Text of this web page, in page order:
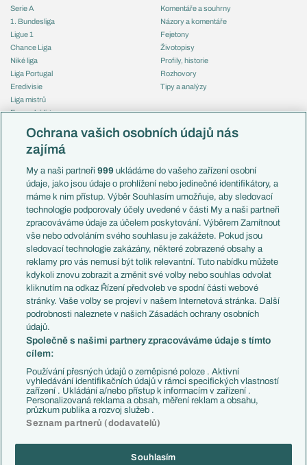
Serie A
1. Bundesliga
Ligue 1
Chance Liga
Niké liga
Liga Portugal
Eredivisie
Liga mistrů
Evropská liga
Mistrovství světa
Liga národů
Témata
Představení týmů MS
EuroSkauting
PL v kostce
Evropské koeficienty
Přestupy
Přestupové spekulace
Zranění
Kluby
Arsenal FC
Chelsea FC
Manchester United
AC Milán
Juventus FC
Bayern Mnichov
FC Barcelona
Real Madrid
Komentáře a souhrny
Názory a komentáře
Fejetony
Životopisy
Profily, historie
Rozhovory
Tipy a analýzy
Česko
Francie
Itálie
Německo
Španělsko
Argentina
Brazílie
Přestupy
Zápasy
Livescore
Tipovací soutěž
Ochrana vašich osobních údajů nás
zajímá
My a naši partneři999 ukládáme do vašeho zařízení osobní
údaje, jako jsou údaje o prohlížení nebo jedinečné identifikátory, a
máme k nim přístup. Výběr Souhlasím umožňuje, aby sledovací
technologie podporovaly účely uvedené v části My a naši partneři
zpracováváme údaje za účelem poskytování. Výběrem Zamítnout
vše nebo odvoláním svého souhlasu je zakážete. Pokud jsou
sledovací technologie zakázány, některé zobrazené obsahy a
reklamy pro vás nemusí být tolik relevantní. Tuto nabídku můžete
kdykoli znovu zobrazit a změnit své volby nebo souhlas odvolat
kliknutím na odkaz Řízení předvoleb ve spodní části webové
stránky. Vaše volby se projeví v našem Internetová stránka. Další
podrobnosti naleznete v našich Zásadách ochrany osobních
údajů.
Společně s našimi partnery zpracováváme údaje s tímto
cílem:
Používání přesných údajů o zeměpisné poloze . Aktivní
vyhledávání identifikačních údajů v rámci specifických vlastností
zařízení . Ukládání a/nebo přístup k informacím v zařízení .
Personalizovaná reklama a obsah, měření reklam a obsahu,
průzkum publika a rozvoj služeb .
Seznam partnerů (dodavatelů)
Souhlasím